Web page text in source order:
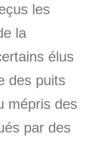
les
la
élus
des puits
mépris des
par des